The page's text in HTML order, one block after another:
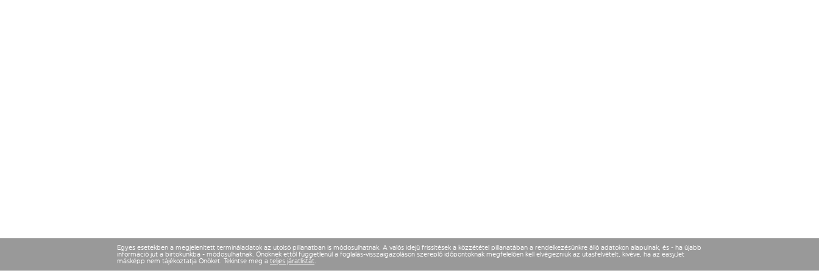
Egyes esetekben a megjelenített termináladatok az utolsó pillanatban is módosulhatnak. A valós idejű frissítések a közzététel pillanatában a rendelkezésünkre álló adatokon alapulnak, és - ha újabb
információ jut a birtokunkba - módosulhatnak. Önöknek ettől függetlenül a foglalás-visszaigazoláson szereplő időpontoknak megfelelően kell elvégezniük az utasfelvételt, kivéve, ha az easyJet
másképp nem tájékoztatja Önöket. Tekintse meg a teljes járatlistát.